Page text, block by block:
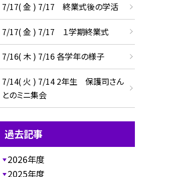
7/17( 金 ) 7/17 終業式後の学活
7/17( 金 ) 7/17 １学期終業式
7/16( 木 ) 7/16 各学年の様子
7/14( 火 ) 7/14 2年生 保護司さん
とのミニ集会
過去記事
2026年度
2025年度